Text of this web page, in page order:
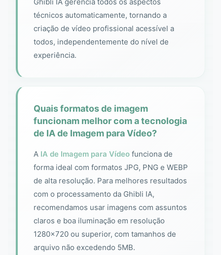
Ghibli IA gerencia todos os aspectos
técnicos automaticamente, tornando a
criação de vídeo profissional acessível a
todos, independentemente do nível de
experiência.
Quais formatos de imagem
funcionam melhor com a tecnologia
de IA de Imagem para Vídeo?
A IA de Imagem para Vídeo funciona de
forma ideal com formatos JPG, PNG e WEBP
de alta resolução. Para melhores resultados
com o processamento da Ghibli IA,
recomendamos usar imagens com assuntos
claros e boa iluminação em resolução
1280×720 ou superior, com tamanhos de
arquivo não excedendo 5MB.